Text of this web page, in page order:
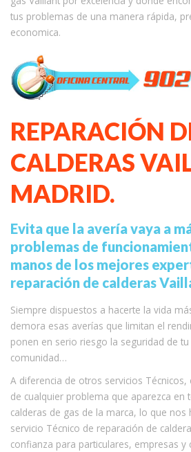
tus problemas de una manera rápida,
economica.
REPARACIÓN
CALDERAS
MADRID.
Evita que la avería vaya a
problemas de
manos de los mejores
reparación de calderas
Siempre dispuestos a hacerte la vida
demora esas averías que limitan el
ponen en serio riesgo la seguridad de
comunidad…
A diferencia de otros servicios
de cualquier problema que aparezca en
calderas de gas de la marca, lo que nos
servicio Técnico de reparación de
confianza para particulares, empresas y